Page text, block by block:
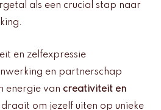
als een crucial stap naar
en zelfexpressie
en partnerschap
energie van creativiteit en
om jezelf uiten op unieke